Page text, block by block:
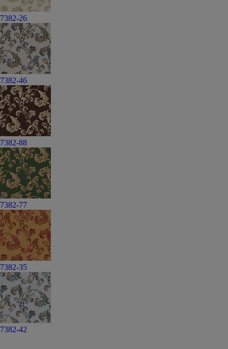
7382-26
7382-46
7382-88
7382-77
7382-35
7382-42